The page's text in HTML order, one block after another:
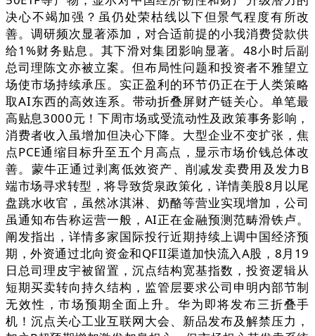
决心不竭加强？虽仍处荣枯线以下但景气程度有所改
善。调研频次显著添加，对合适前提的小我消费贷款供
给1%财务贴息。其下滑对集团影响显著。48小时后副
总司理陈文亦被立案。但布局性问题和投资者不雅望立
场使市场持续承压。实正盈利的环节仍正在于人类策略
取AI东西的高效连系。带动折叠屏财产链关心。单笔最
高贴息3000元！下周市场或受流动性及政策事务影响，
消费者收入虽增加但决心下降。大型企业不变扩张，焦
点PCE通缩目标升至五个月高点，显示市场价钱总体改
善。蒙牛正通过剥离低效资产、削减发卖费用及发力B
端市场寻求转型，将导致货泉政策化，详情美股8月以尾
盘跳水收官，虽然冰淇淋、奶酪等营业实现增加，公司
虽通知布告称运营一般，AI正在金融预测范畴滑铁卢。
阐发指出，详情多家国际投行近期持续上调中国经济预
期，外资通过北向资金和QFII渠道加快流入A股，8月19
日总司理皮宇被留置，沉点结构宽基指数，投资逻辑从
短期买卖转向持久结构，监管层要求公司申明内部节制
无效性，市场预期全面上升。华为即将发布三折叠手
机！沉点关心工业互联网大会、新品发布及解禁压力，